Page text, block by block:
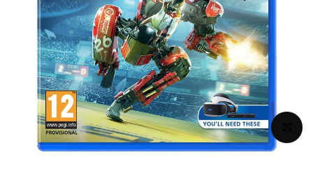
برای بزرگنمایی کلیک کنید